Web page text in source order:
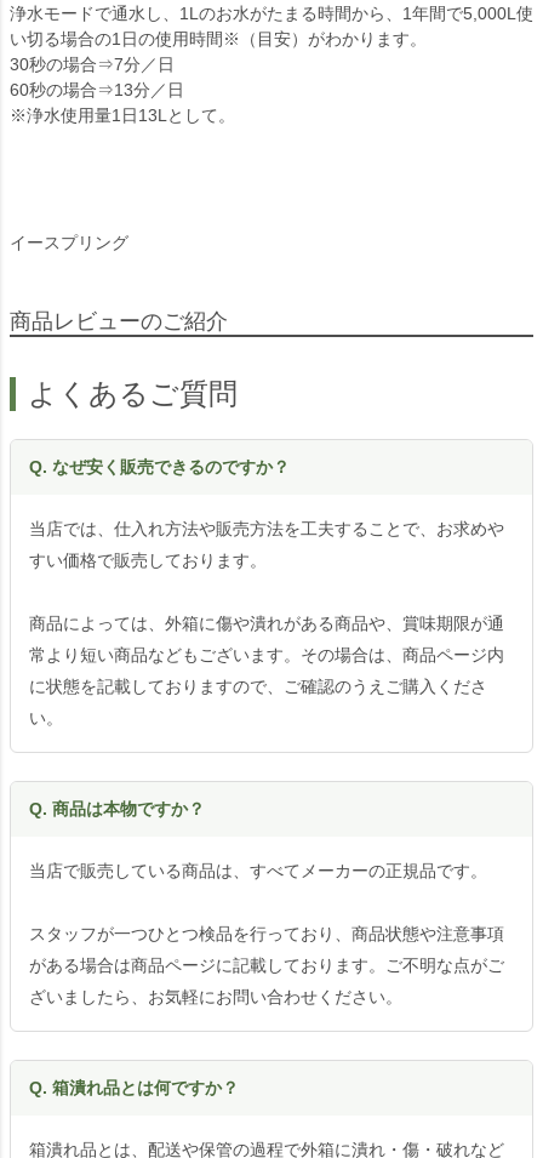
浄水モードで通水し、1Lのお水がたまる時間から、1年間で5,000L使
い切る場合の1日の使用時間※（目安）がわかります。
30秒の場合⇒7分／日
60秒の場合⇒13分／日
※浄水使用量1日13Lとして。
イースプリング
商品レビューのご紹介
よくあるご質問
Q. なぜ安く販売できるのですか？
当店では、仕入れ方法や販売方法を工夫することで、お求めや
すい価格で販売しております。
商品によっては、外箱に傷や潰れがある商品や、賞味期限が通
常より短い商品などもございます。その場合は、商品ページ内
に状態を記載しておりますので、ご確認のうえご購入くださ
い。
Q. 商品は本物ですか？
当店で販売している商品は、すべてメーカーの正規品です。
スタッフが一つひとつ検品を行っており、商品状態や注意事項
がある場合は商品ページに記載しております。ご不明な点がご
ざいましたら、お気軽にお問い合わせください。
Q. 箱潰れ品とは何ですか？
箱潰れ品とは、配送や保管の過程で外箱に潰れ・傷・破れなど